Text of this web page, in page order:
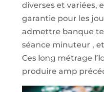
diverses et variées,
garantie pour les
admettre banque
séance minuteur ,
Ces long métrage
produire amp